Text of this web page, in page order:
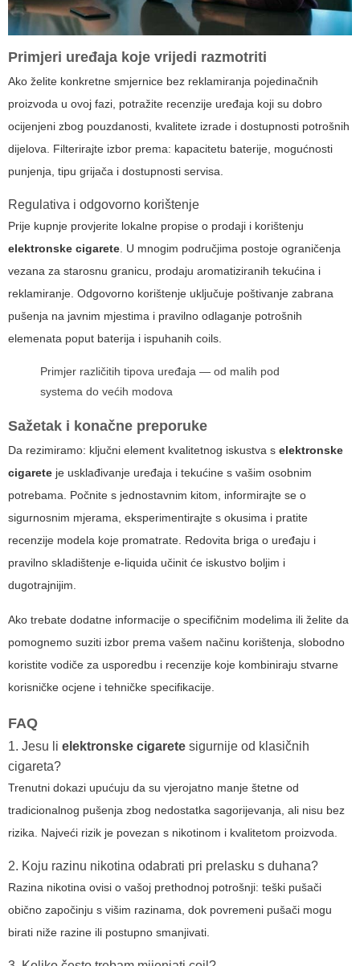
Primjeri uređaja koje vrijedi razmotriti
Ako želite konkretne smjernice bez reklamiranja pojedinačnih
proizvoda u ovoj fazi, potražite recenzije uređaja koji su dobro
ocijenjeni zbog pouzdanosti, kvalitete izrade i dostupnosti potrošnih
dijelova. Filterirajte izbor prema: kapacitetu baterije, mogućnosti
punjenja, tipu grijača i dostupnosti servisa.
Regulativa i odgovorno korištenje
Prije kupnje provjerite lokalne propise o prodaji i korištenju
elektronske cigarete . U mnogim područjima postoje ograničenja
vezana za starosnu granicu, prodaju aromatiziranih tekućina i
reklamiranje. Odgovorno korištenje uključuje poštivanje zabrana
pušenja na javnim mjestima i pravilno odlaganje potrošnih
elemenata poput baterija i ispuhanih coils.
Primjer različitih tipova uređaja — od malih pod
systema do većih modova
Sažetak i konačne preporuke
Da rezimiramo: ključni element kvalitetnog iskustva s elektronske
cigarete je usklađivanje uređaja i tekućine s vašim osobnim
potrebama. Počnite s jednostavnim kitom, informirajte se o
sigurnosnim mjerama, eksperimentirajte s okusima i pratite
recenzije modela koje promatrate. Redovita briga o uređaju i
pravilno skladištenje e-liquida učinit će iskustvo boljim i
dugotrajnijim.
Ako trebate dodatne informacije o specifičnim modelima ili želite da
pomognemo suziti izbor prema vašem načinu korištenja, slobodno
koristite vodiče za usporedbu i recenzije koje kombiniraju stvarne
korisničke ocjene i tehničke specifikacije.
FAQ
1. Jesu li elektronske cigarete sigurnije od klasičnih
cigareta?
Trenutni dokazi upućuju da su vjerojatno manje štetne od
tradicionalnog pušenja zbog nedostatka sagorijevanja, ali nisu bez
rizika. Najveći rizik je povezan s nikotinom i kvalitetom proizvoda.
2. Koju razinu nikotina odabrati pri prelasku s duhana?
Razina nikotina ovisi o vašoj prethodnoj potrošnji: teški pušači
obično započinju s višim razinama, dok povremeni pušači mogu
birati niže razine ili postupno smanjivati.